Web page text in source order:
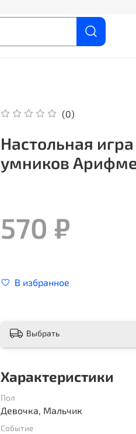
(0)
Настольная
умников
570 ₽
В избранное
Выбрать
Характеристики
Пол
Девочка, Мальчик
Событие